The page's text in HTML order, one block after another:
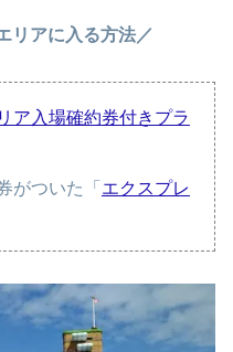
リアに入る方法／
ア入場確約券付きプラ
がついた「 エクスプレ